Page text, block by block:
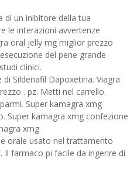
di un inibitore della tua
le interazioni avvertenze
oral jelly mg miglior prezzo
del pene grande
clinici.
Sildenafil Dapoxetina. Viagra
. pz. Metti nel carrello.
Super kamagra xmg
Super kamagra xmg confezione
xmg
orale usato nel trattamento
Il farmaco pi facile da ingerire di